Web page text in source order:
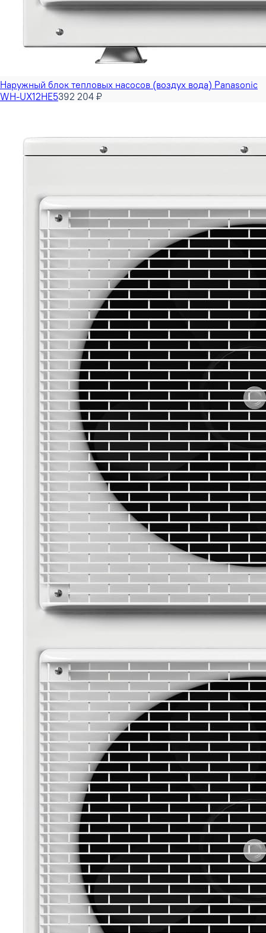
Наружный блок тепловых насосов (воздух вода) Panasonic
WH-UX12HE5392 204 ₽